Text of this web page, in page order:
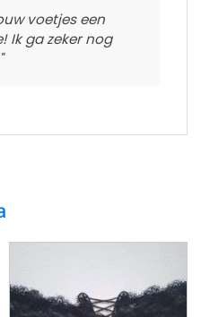
voetjes een
Ik ga zeker nog